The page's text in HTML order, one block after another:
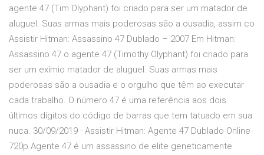
agente 47 (Tim Olyphant) foi criado para ser um matador de
aluguel. Suas armas mais poderosas são a ousadia, assim co
Assistir Hitman: Assassino 47 Dublado – 2007 Em Hitman:
Assassino 47 o agente 47 (Timothy Olyphant) foi criado para
ser um exímio matador de aluguel. Suas armas mais
poderosas são a ousadia e o orgulho que têm ao executar
cada trabalho. O número 47 é uma referência aos dois
últimos dígitos do código de barras que tem tatuado em sua
nuca. 30/09/2019 · Assistir Hitman: Agente 47 Dublado Online
720p Agente 47 é um assassino de elite geneticamente